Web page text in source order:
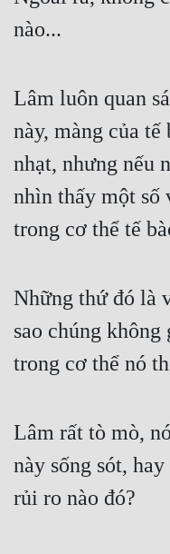
Đô Thị
Đồng Nhân
Cẩu Đạo Trường Sinh
Ngự Thú
Truyện Nữ
Vô Địch Lưu
Xây Dựng Thế Lực
Đẹp
Đẹp Hiệp
nào...
Lâm luôn quan
này, màng của
nhạt, nhưng nếu
nhìn thấy một số
trong cơ thể tế
Những thứ đó là
sao chúng
trong cơ thể nó
Lâm rất tò mò,
này sống sót,
rủi ro nào đó?